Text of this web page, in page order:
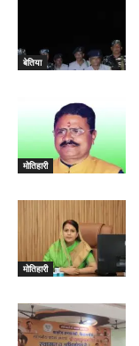
बेतिया
मोतिहारी
मोतिहारी